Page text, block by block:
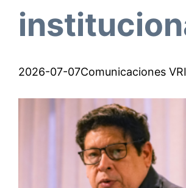
2026-07-07Comunicaciones